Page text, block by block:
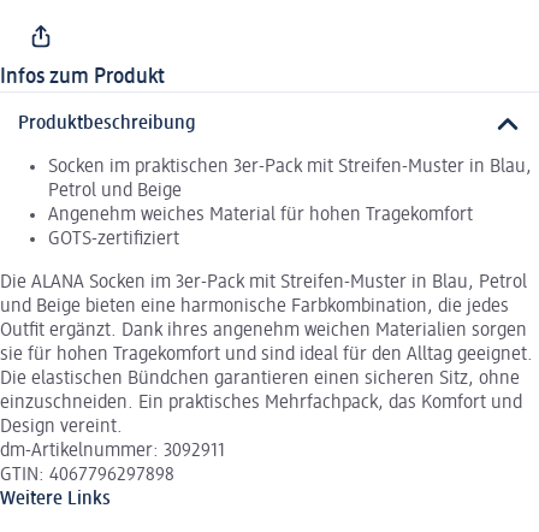
Infos zum Produkt
Produktbeschreibung
Socken im praktischen 3er-Pack mit Streifen-Muster in Blau,
Petrol und Beige
Angenehm weiches Material für hohen Tragekomfort
GOTS-zertifiziert
Die ALANA Socken im 3er-Pack mit Streifen-Muster in Blau, Petrol
und Beige bieten eine harmonische Farbkombination, die jedes
Outfit ergänzt. Dank ihres angenehm weichen Materialien sorgen
sie für hohen Tragekomfort und sind ideal für den Alltag geeignet.
Die elastischen Bündchen garantieren einen sicheren Sitz, ohne
einzuschneiden. Ein praktisches Mehrfachpack, das Komfort und
Design vereint.
dm-Artikelnummer: 3092911
GTIN: 4067796297898
Weitere Links